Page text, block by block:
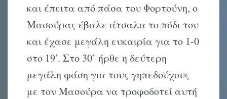
και έπειτα από πάσα του Φορτούνη, ο
Μασούρας έβαλε άτσαλα το πόδι του
και έχασε μεγάλη ευκαιρία για το 1-0
στο 19’. Στο 30’ ήρθε η δεύτερη
μεγάλη φάση για τους γηπεδούχους
με τον Μασούρα να τροφοδοτεί αυτή